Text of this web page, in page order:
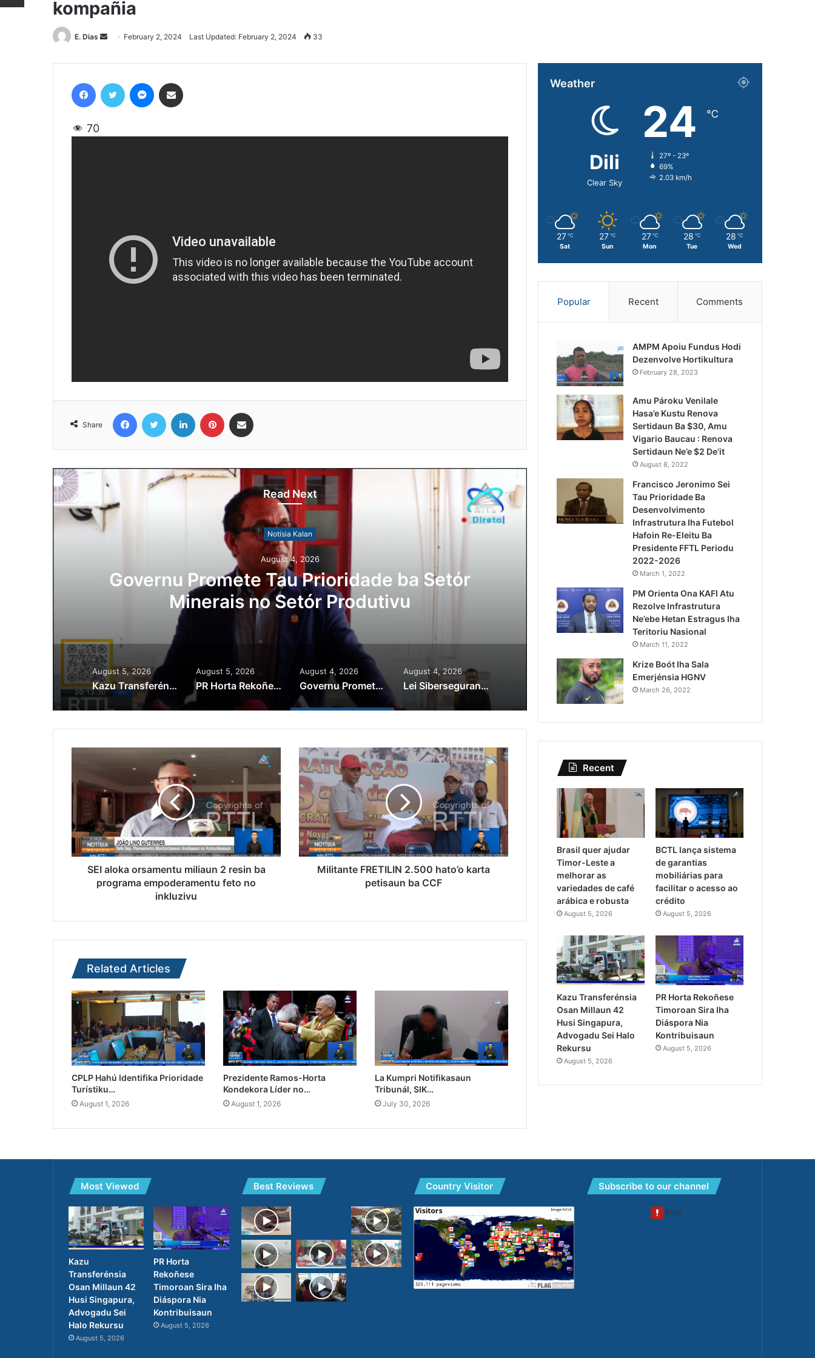
kompañia
E. Dias
Send
email
February 2, 2024 Last Updated: February 2, 2024 33
70
Share
Read Next
Notísia Kalan
August 4, 2026
Lei Siberseguransa Ajuda Autoridade Polisiál
Kaptura Autór Kriminozu ho Paradeiru Iha
Estranjeiru
Kazu Transferénsia
Singapura, Advogadu
August 5, 2026
Kazu Transferénsia Osan Millaun 42 Husi Singapura, Advogadu Sei Halo Rekursu
August 5, 2026
PR Horta Rekoñese Timoroan Sira Iha Diáspora Nia Kontribuisaun
August 4, 2026
Governu Promete Tau Prioridade ba Setór Minerais no Setór Produtivu
August 4, 2026
Lei Siberseguransa Ajuda Autoridade Polisiál Kaptura Autór Kriminozu ho Paradeiru Iha Estranjeiru
SEI aloka orsamentu miliaun 2 resin ba
programa empoderamentu feto no
inkluzivu
Militante FRETILIN 2.500 hato’o karta
petisaun ba CCF
Related Articles
CPLP Hahú Identifika Prioridade
Turístiku…
August 1, 2026
Prezidente Ramos-Horta
Kondekora Líder no…
August 1, 2026
La Kumpri Notifikasaun
Tribunál, SIK…
July 30, 2026
Weather
Dili
Clear Sky
24 ℃
27º - 23º
69%
2.03 km/h
27 ℃
Sat
27 ℃
Sun
27 ℃
Mon
28 ℃
Tue
28 ℃
Wed
Popular Recent Comments
AMPM Apoiu Fundus Hodi
Dezenvolve Hortikultura
February 28, 2023
Amu Pároku Venilale
Hasa’e Kustu Renova
Sertidaun Ba $30, Amu
Vigario Baucau : Renova
Sertidaun Ne’e $2 De’it
August 8, 2022
Francisco Jeronimo Sei
Tau Prioridade Ba
Desenvolvimento
Infrastrutura Iha Futebol
Hafoin Re-Eleitu Ba
Presidente FFTL Periodu
2022-2026
March 1, 2022
PM Orienta Ona KAFI Atu
Rezolve Infrastrutura
Ne’ebe Hetan Estragus Iha
Teritoriu Nasional
March 11, 2022
Krize Boót Iha Sala
Emerjénsia HGNV
March 26, 2022
Recent
Brasil quer ajudar
Timor-Leste a
melhorar as
variedades de café
arábica e robusta
August 5, 2026
BCTL lança sistema
de garantias
mobiliárias para
facilitar o acesso ao
crédito
August 5, 2026
Kazu Transferénsia
Osan Millaun 42
Husi Singapura,
Advogadu Sei Halo
Rekursu
August 5, 2026
PR Horta Rekoñese
Timoroan Sira Iha
Diáspora Nia
Kontribuisaun
August 5, 2026
Most Viewed
Kazu
Transferénsia
Osan Millaun 42
Husi Singapura,
Advogadu Sei
Halo Rekursu
August 5, 2026
PR Horta
Rekoñese
Timoroan Sira Iha
Diáspora Nia
Kontribuisaun
August 5, 2026
Best Reviews Country Visitor Subscribe to our channel